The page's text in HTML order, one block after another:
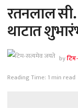
रतनलाल
थाटात
by
Reading Time: 1 min read